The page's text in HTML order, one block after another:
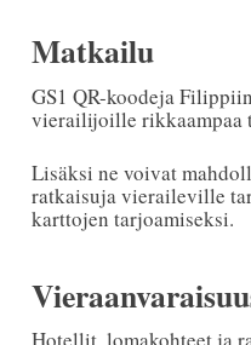
Matkailu
GS1 QR-koodeja
vierailijoille rikkaampaa
Lisäksi ne voivat
ratkaisuja vieraileville
karttojen tarjoamiseksi.